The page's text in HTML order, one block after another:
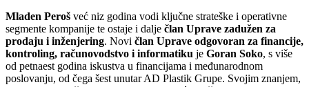
Mladen Peroš već niz godina vodi ključne strateške i operativne
segmente kompanije te ostaje i dalje član Uprave zadužen za
prodaju i inženjering. Novi član Uprave odgovoran za financije,
kontroling, računovodstvo i informatiku je Goran Soko, s više
od petnaest godina iskustva u financijama i međunarodnom
poslovanju, od čega šest unutar AD Plastik Grupe. Svojim znanjem,